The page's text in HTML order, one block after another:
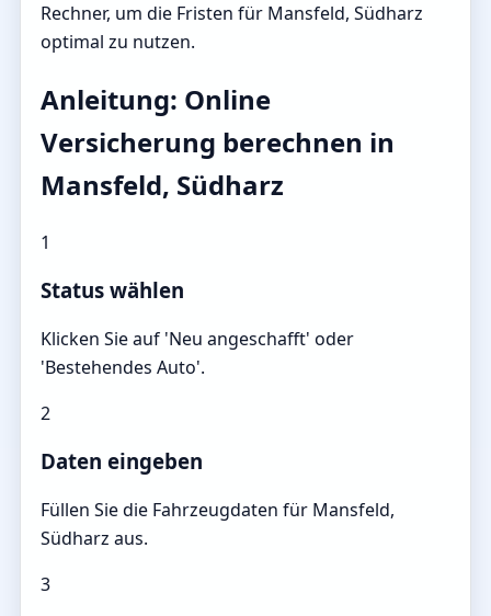
Rechner, um die Fristen für Mansfeld, Südharz
optimal zu nutzen.
Anleitung: Online
Versicherung berechnen in
Mansfeld, Südharz
1
Status wählen
Klicken Sie auf 'Neu angeschafft' oder
'Bestehendes Auto'.
2
Daten eingeben
Füllen Sie die Fahrzeugdaten für Mansfeld,
Südharz aus.
3